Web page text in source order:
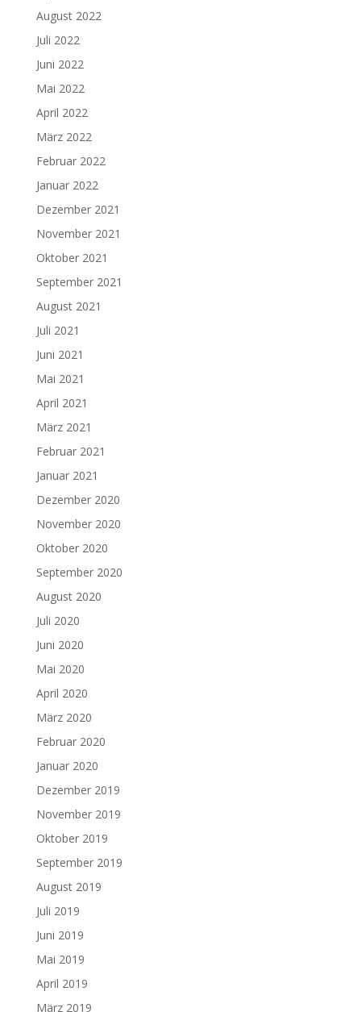
August 2022
Juli 2022
Juni 2022
Mai 2022
April 2022
März 2022
Februar 2022
Januar 2022
Dezember 2021
November 2021
Oktober 2021
September 2021
August 2021
Juli 2021
Juni 2021
Mai 2021
April 2021
März 2021
Februar 2021
Januar 2021
Dezember 2020
November 2020
Oktober 2020
September 2020
August 2020
Juli 2020
Juni 2020
Mai 2020
April 2020
März 2020
Februar 2020
Januar 2020
Dezember 2019
November 2019
Oktober 2019
September 2019
August 2019
Juli 2019
Juni 2019
Mai 2019
April 2019
März 2019